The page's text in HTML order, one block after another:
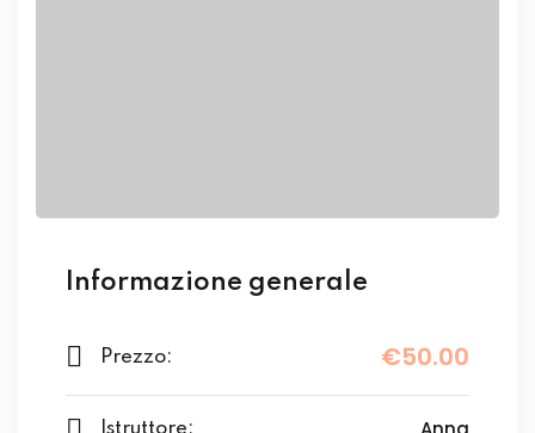
Informazione generale
Prezzo: €50.00
Istruttore:
Want to become an instructor?